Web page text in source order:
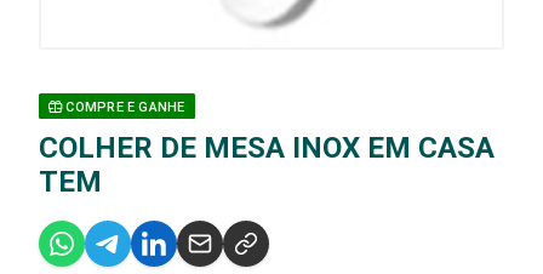
COMPRE E GANHE
COLHER DE MESA INOX EM CASA
TEM